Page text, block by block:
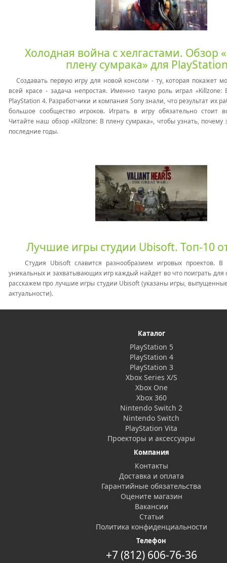
Холодная война с хелгастами. Обзор
плену сумрака» для
Создавать первую игру для новой консоли - ту, которая покажет
всей красе - задача непростая. Именно такую роль играл «Killzone:
PlayStation 4. Разработчики и компания Sony знали, что результат их
большое сообщество игроков. Играть в игру обязательно стоит
Читайте наш обзор «Killzone: В плену сумрака», чтобы узнать, почему
последние годы.
Лучшие игры студии Ubisoft. Топ-10
Студия Ubisoft славится разнообразием игровых проектов.
уникальных и захватывающих игр каждый найдет во что поиграть для
расскажем про лучшие игры студии Ubisoft (указаны игры,
актуальности).
Каталог
PlayStation 5
PlayStation 4
PlayStation 3
Xbox Series X/S
Xbox One
Xbox 360
Nintendo Switch 2
Nintendo Switch
PlayStation Vita
Проекторы и аксессуары
Компания
Контакты
Доставка и оплата
Гарантийные обязательства
Оцените магазин
Вакансии
Статьи
Политика конфиденциальности
Телефон
+7 (812) 606-76-36